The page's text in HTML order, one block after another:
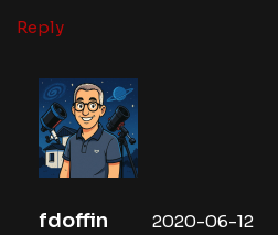
Reply
fdoffin 2020-06-12